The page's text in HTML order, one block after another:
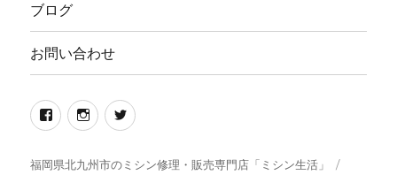
ー
開
ブログ
お問い合わせ
Facebook
イ
ス
twitter
福岡県北九州市のミシン修理・販売専門店「ミシン生活」